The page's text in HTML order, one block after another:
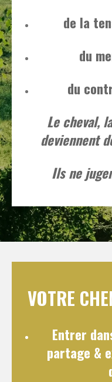
de la
du
du
Le cheval,
deviennent
Ils ne
VOTRE
Entrer
partage &